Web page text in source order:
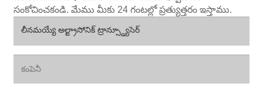
సంకోచించకండి. మేము మీకు 24 గంటల్లో ప్రత్యుత్తరం ఇస్తాము.